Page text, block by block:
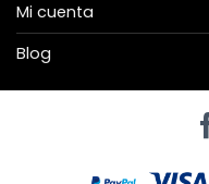
Mi cuenta
Blog